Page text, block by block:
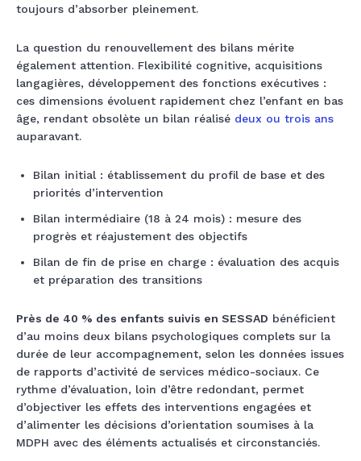
toujours d’absorber pleinement.
La question du renouvellement des bilans mérite
également attention. Flexibilité cognitive, acquisitions
langagières, développement des fonctions exécutives :
ces dimensions évoluent rapidement chez l’enfant en bas
âge, rendant obsolète un bilan réalisé deux ou trois ans
auparavant.
Bilan initial : établissement du profil de base et des
priorités d’intervention
Bilan intermédiaire (18 à 24 mois) : mesure des
progrès et réajustement des objectifs
Bilan de fin de prise en charge : évaluation des acquis
et préparation des transitions
Près de 40 % des enfants suivis en SESSAD bénéficient
d’au moins deux bilans psychologiques complets sur la
durée de leur accompagnement, selon les données issues
de rapports d’activité de services médico-sociaux. Ce
rythme d’évaluation, loin d’être redondant, permet
d’objectiver les effets des interventions engagées et
d’alimenter les décisions d’orientation soumises à la
MDPH avec des éléments actualisés et circonstanciés.